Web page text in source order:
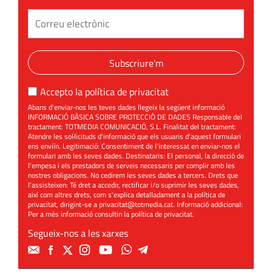
Subscriure'm
Accepto la política de privacitat
Abans d'enviar-nos les teves dades llegeix la següent informació
INFORMACIÓ BÀSICA SOBRE PROTECCIÓ DE DADES Responsable del
tractament: TOTMEDIA COMUNICACIÓ, S.L. Finalitat del tractament:
Atendre les sol·licituds d'informació que els usuaris d'aquest formulari
ens enviïn. Legitimació: Consentiment de l'interessat en enviar-nos el
formulari amb les seves dades. Destinataris: El personal, la direcció de
l'empesa i els prestadors de serveis necessaris per complir amb les
nostres obligacions. No cedirem les seves dades a tercers. Drets que
l'assisteixen: Té dret a accedir, rectificar i/o suprimir les seves dades,
així com altres drets, com s'explica detalladament a la política de
privacitat, dirigint-se aprivacitat@totmedia.cat. Informació addicional:
Per a més informació consultin lapolítica de privacitat.
Segueix-nos a les xarxes